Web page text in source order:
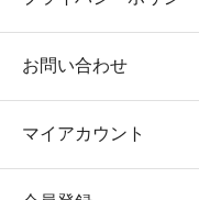
お問い合わせ
マイアカウント